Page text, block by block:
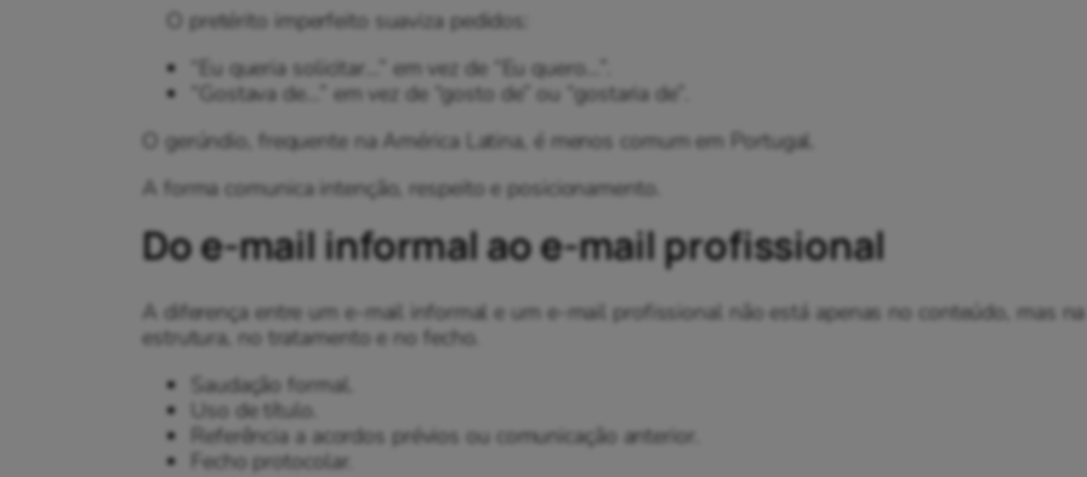
O pretérito imperfeito suaviza pedidos:
“Eu queria solicitar…” em vez de “Eu quero…”.
“Gostava de…” em vez de “gosto de” ou “gostaria de”.
O gerúndio, frequente na América Latina, é menos comum em Portugal.
A forma comunica intenção, respeito e posicionamento.
Do e-mail informal ao e-mail profissional
A diferença entre um e-mail informal e um e-mail profissional não está apenas no conteúdo, mas na
estrutura, no tratamento e no fecho.
Saudação formal.
Uso de título.
Referência a acordos prévios ou comunicação anterior.
Fecho protocolar.